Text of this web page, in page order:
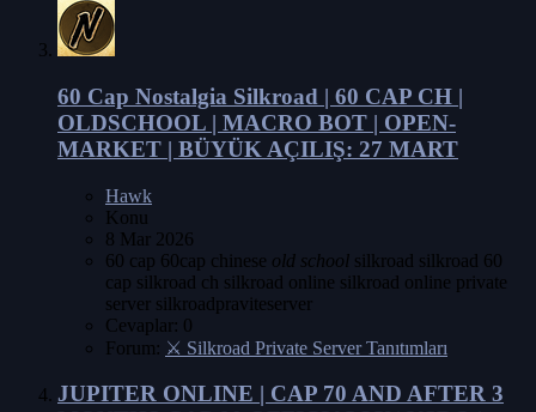
60 Cap Nostalgia Silkroad | 60 CAP CH |
OLDSCHOOL | MACRO BOT | OPEN-
MARKET | BÜYÜK AÇILIŞ: 27 MART
Hawk
Konu
8 Mar 2026
60 cap 60cap chinese old school silkroad silkroad 60
cap silkroad ch silkroad online silkroad online private
server silkroadpraviteserver
Cevaplar: 0
Forum: ⚔️ Silkroad Private Server Tanıtımları
JUPITER ONLINE | CAP 70 AND AFTER 3